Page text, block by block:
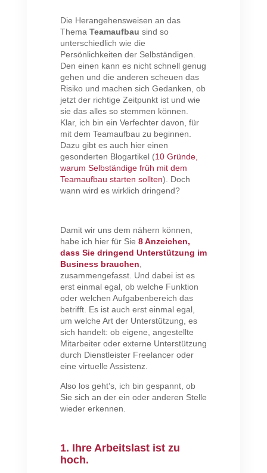
Die Herangehensweisen an das
Thema Teamaufbau sind so
unterschiedlich wie die
Persönlichkeiten der Selbständigen.
Den einen kann es nicht schnell genug
gehen und die anderen scheuen das
Risiko und machen sich Gedanken, ob
jetzt der richtige Zeitpunkt ist und wie
sie das alles so stemmen können.
Klar, ich bin ein Verfechter davon, für
mit dem Teamaufbau zu beginnen.
Dazu gibt es auch hier einen
gesonderten Blogartikel (10 Gründe,
warum Selbständige früh mit dem
Teamaufbau starten sollten). Doch
wann wird es wirklich dringend?
Damit wir uns dem nähern können,
habe ich hier für Sie 8 Anzeichen,
dass Sie dringend Unterstützung im
Business brauchen
zusammengefasst. Und dabei ist es
erst einmal egal, ob welche Funktion
oder welchen Aufgabenbereich das
betrifft. Es ist auch erst einmal egal,
um welche Art der Unterstützung, es
sich handelt: ob eigene, angestellte
Mitarbeiter oder externe Unterstützung
durch Dienstleister Freelancer oder
eine virtuelle Assistenz.
Also los geht’s, ich bin gespannt, ob
Sie sich an der ein oder anderen Stelle
wieder erkennen.
1. Ihre Arbeitslast ist zu
hoch.